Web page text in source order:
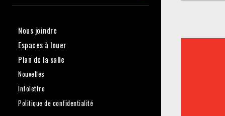
Nous joindre
Espaces à louer
Plan de la salle
Nouvelles
Infolettre
Politique de confidentialité